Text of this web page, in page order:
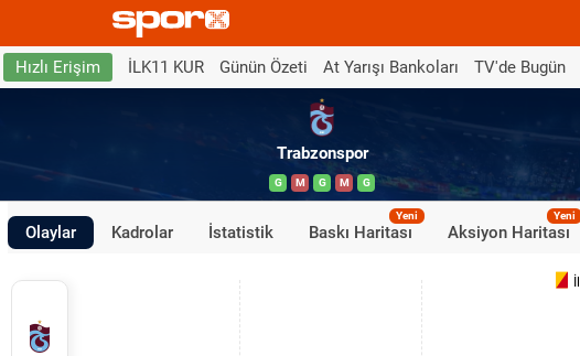
Hızlı Erişim İLK11 KUR Günün Özeti At Yarışı Bankoları TV'de Bugün
Trabzonspor
G M G M G
Olaylar Kadrolar İstatistik Baskı Haritası
Yeni
Aksiyon Haritası
Yeni